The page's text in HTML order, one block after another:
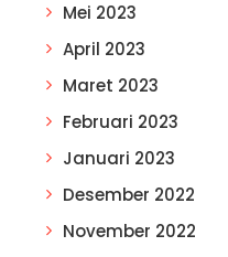
Mei 2023
April 2023
Maret 2023
Februari 2023
Januari 2023
Desember 2022
November 2022